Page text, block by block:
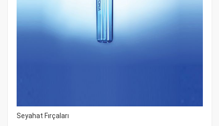
Seyahat Fırçaları